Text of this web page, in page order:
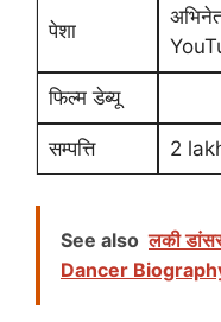
पेशा
फिल्म डेब्यू
सम्पत्ति 2
See also लकी
Dancer